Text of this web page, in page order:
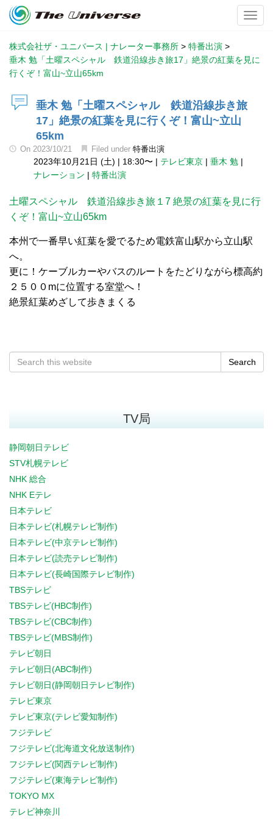
株式会社ザ・ユニバース | ナレーター事務所 > 特番出演 >
垂木 勉「土曜スペシャル 鉄道沿線歩き旅17」絶景の紅葉を見に
行くぞ！富山~立山65km
垂木 勉「土曜スペシャル 鉄道沿線歩き旅
17」絶景の紅葉を見に行くぞ！富山~立山
65km
On 2023/10/21 Filed under 特番出演
2023年10月21日 (土) | 18:30〜 | テレビ東京 | 垂木 勉 |
ナレーション | 特番出演
土曜スペシャル 鉄道沿線歩き旅１7 絶景の紅葉を見に行
くぞ！富山~立山65km
本州で一番早い紅葉を愛でるため電鉄富山駅から立山駅
へ。
更に！ケーブルカーやバスのルートをたどりながら標高約
２５００mに位置する室堂へ！
絶景紅葉めざして歩きまくる
Search
TV局
静岡朝日テレビ
STV札幌テレビ
NHK 総合
NHK Eテレ
日本テレビ
日本テレビ(札幌テレビ制作)
日本テレビ(中京テレビ制作)
日本テレビ(読売テレビ制作)
日本テレビ(長崎国際テレビ制作)
TBSテレビ
TBSテレビ(HBC制作)
TBSテレビ(CBC制作)
TBSテレビ(MBS制作)
テレビ朝日
テレビ朝日(ABC制作)
テレビ朝日(静岡朝日テレビ制作)
テレビ東京
テレビ東京(テレビ愛知制作)
フジテレビ
フジテレビ(北海道文化放送制作)
フジテレビ(関西テレビ制作)
フジテレビ(東海テレビ制作)
TOKYO MX
テレビ神奈川